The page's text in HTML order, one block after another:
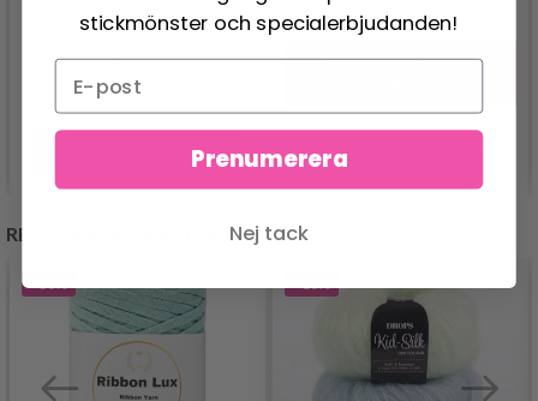
19.95 SEK
Lägg till varukorgen
80.95 SEK101.00 SEK
Erbjudandet upphör
REKOMMENDERAS FÖR DIG
stickmönster och specialerbjudanden!
Prenumerera
Nej tack